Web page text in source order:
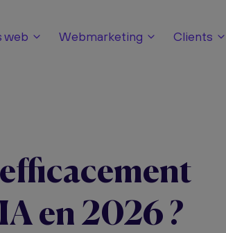
web Webmarketing Clients
en 2026 ?